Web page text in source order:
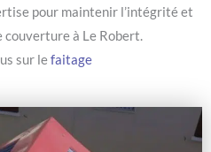
pour maintenir l’intégrité et
couverture à Le Robert.
sur lefaitage